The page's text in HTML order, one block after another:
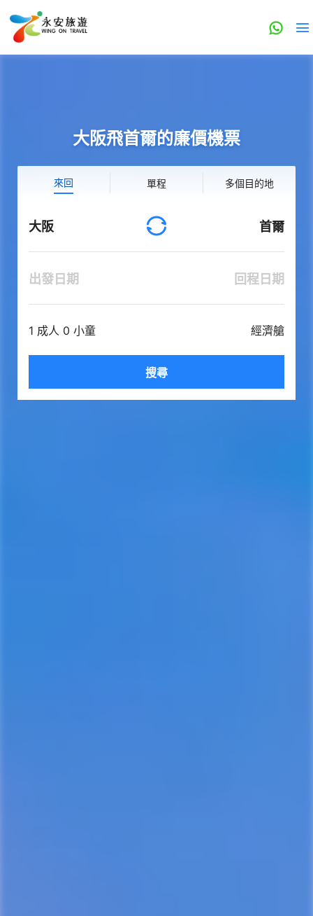
大阪飛首爾的廉價機票
來回 單程 多個目的地
大阪 首爾
出發日期 回程日期
1 成人 0 小童 經濟艙
搜尋